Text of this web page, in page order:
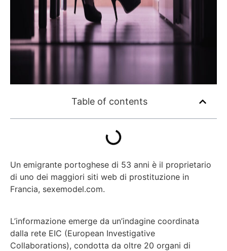
Table of contents
Un emigrante portoghese di 53 anni è il proprietario
di uno dei maggiori siti web di prostituzione in
Francia, sexemodel.com.
L’informazione emerge da un’indagine coordinata
dalla rete EIC (European Investigative
Collaborations), condotta da oltre 20 organi di